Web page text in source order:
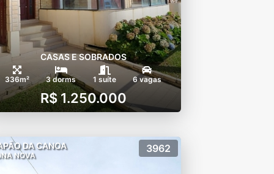
CASAS E SOBRADOS
336m² 3 dorms 1 suíte 6 vagas
R$ 1.250.000
DA CANOA
NOVA
3962